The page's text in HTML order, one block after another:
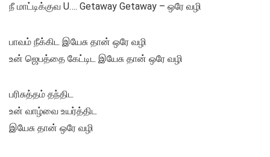
நீ மாட்டிக்குவ U…. Getaway Getaway – ஒரே வழி
பாவம் நீக்கிட இயேசு தான் ஒரே வழி
உன் ஜெபத்தை கேட்டிட இயேசு தான் ஒரே வழி
பரிசுத்தம் தந்திட
உன் வாழ்வை உயர்த்திட
இயேசு தான் ஒரே வழி